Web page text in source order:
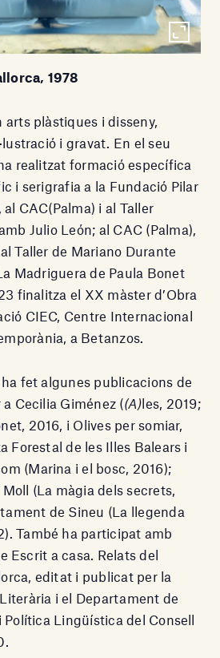
1978
arts plàstiques i disseny,
i gravat. En el seu
realitzat formació específica
i serigrafia a la Fundació Pilar
al CAC(Palma) i al Taller
Julio León; al CAC (Palma),
Taller de Mariano Durante
Madriguera de Paula Bonet
finalitza el XX màster d’Obra
CIEC, Centre Internacional
a Betanzos.
fet algunes publicacions de
Cecilia Giménez ((A)les, 2019;
2016, i Olives per somiar,
Forestal de les Illes Balears i
(Marina i el bosc, 2016);
(La màgia dels secrets,
de Sineu (La llegenda
També ha participat amb
Escrit a casa. Relats del
editat i publicat per la
i el Departament de
Lingüística del Consell